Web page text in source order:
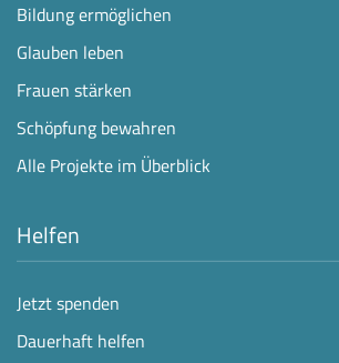
Bildung ermöglichen
Glauben leben
Frauen stärken
Schöpfung bewahren
Alle Projekte im Überblick
Helfen
Jetzt spenden
Dauerhaft helfen